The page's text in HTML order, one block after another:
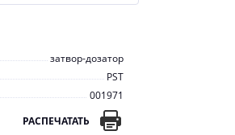
затвор-дозатор
PST
001971
РАСПЕЧАТАТЬ